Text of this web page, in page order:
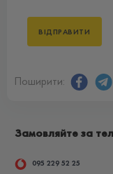
Поширити:
Замовляйте за
095 229 52 25